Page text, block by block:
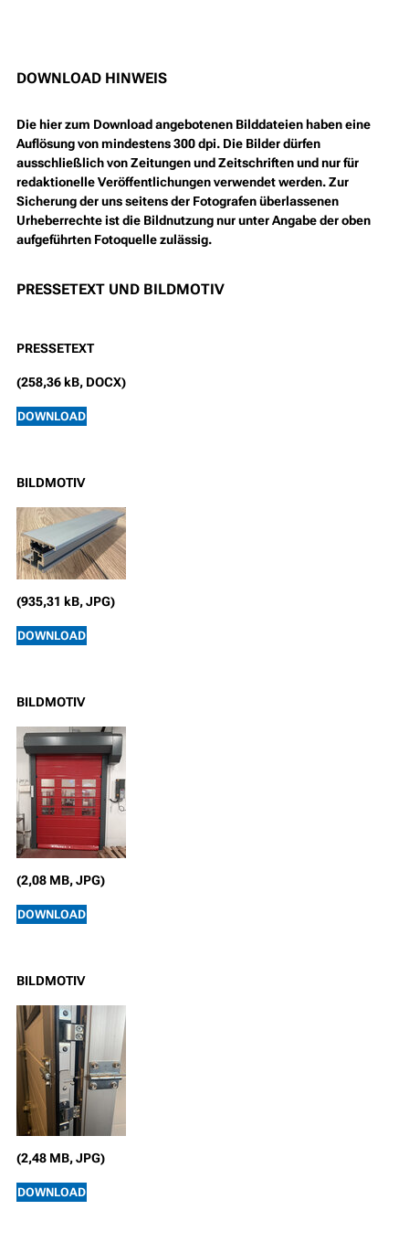
DOWNLOAD HINWEIS
Die hier zum Download angebotenen Bilddateien haben eine
Auflösung von mindestens 300 dpi. Die Bilder dürfen
ausschließlich von Zeitungen und Zeitschriften und nur für
redaktionelle Veröffentlichungen verwendet werden. Zur
Sicherung der uns seitens der Fotografen überlassenen
Urheberrechte ist die Bildnutzung nur unter Angabe der oben
aufgeführten Fotoquelle zulässig.
PRESSETEXT UND BILDMOTIV
PRESSETEXT
(258,36 kB, DOCX)
DOWNLOAD
BILDMOTIV
(935,31 kB, JPG)
DOWNLOAD
BILDMOTIV
(2,08 MB, JPG)
DOWNLOAD
BILDMOTIV
(2,48 MB, JPG)
DOWNLOAD